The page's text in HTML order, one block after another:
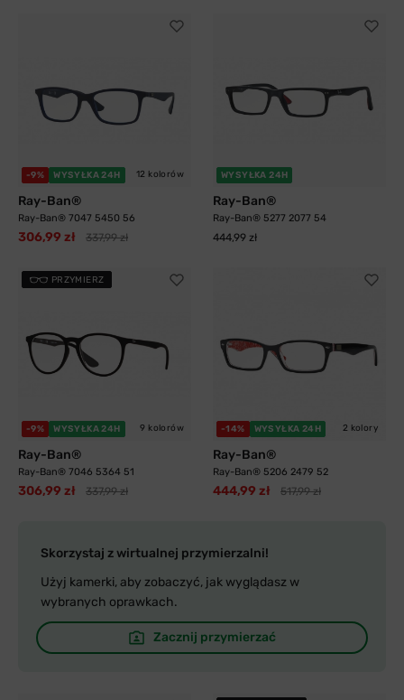
-9% WYSYŁKA 24H 12 kolorów
Ray-Ban®
Ray-Ban® 7047 5450 56
306,99 zł 337,99 zł
WYSYŁKA 24H
Ray-Ban®
Ray-Ban® 5277 2077 54
444,99 zł
PRZYMIERZ
-9% WYSYŁKA 24H 9 kolorów
Ray-Ban®
Ray-Ban® 7046 5364 51
306,99 zł 337,99 zł
-14% WYSYŁKA 24H 2 kolory
Ray-Ban®
Ray-Ban® 5206 2479 52
444,99 zł 517,99 zł
Skorzystaj z wirtualnej przymierzalni!
Użyj kamerki, aby zobaczyć, jak wyglądasz w
wybranych oprawkach.
Zacznij przymierzać